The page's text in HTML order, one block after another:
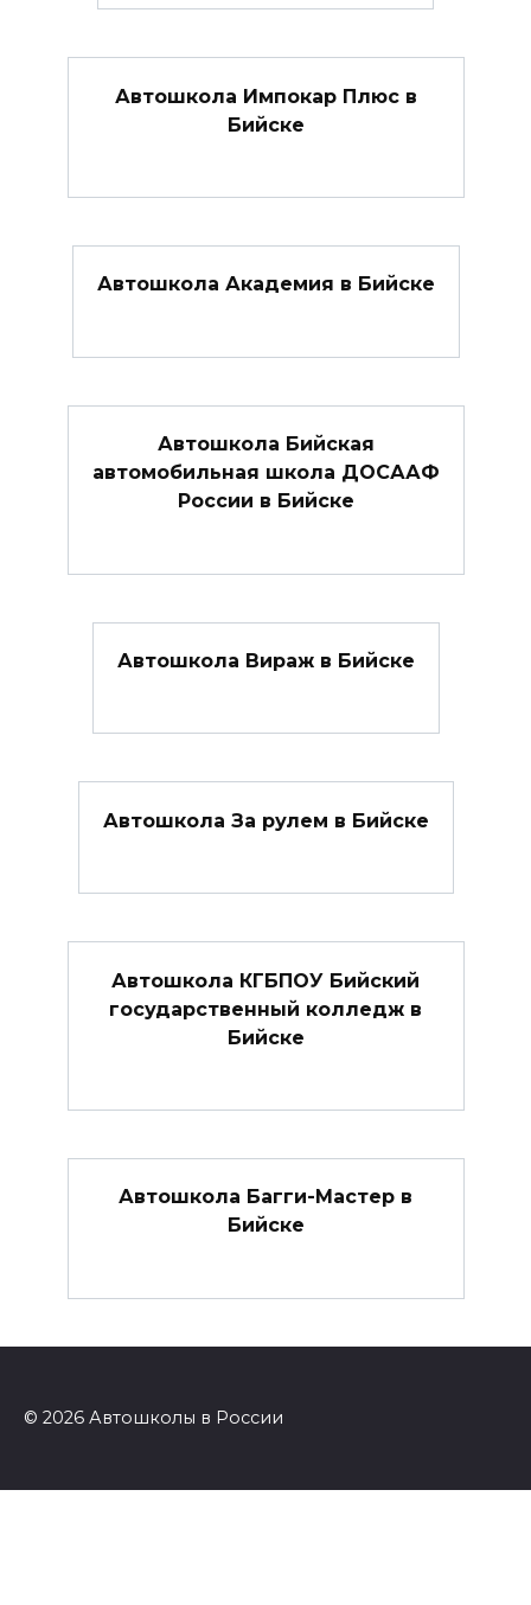
Автошкола Импокар Плюс в
Бийске
Автошкола Академия в Бийске
Автошкола Бийская
автомобильная школа ДОСААФ
России в Бийске
Автошкола Вираж в Бийске
Автошкола За рулем в Бийске
Автошкола КГБПОУ Бийский
государственный колледж в
Бийске
Автошкола Багги-Мастер в
Бийске
© 2026 Автошколы в России